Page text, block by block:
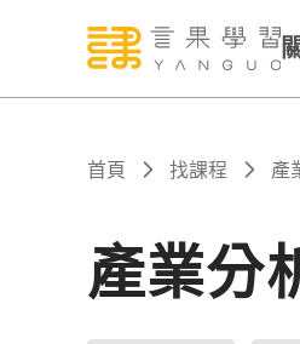
首頁 找課程 產
產業分